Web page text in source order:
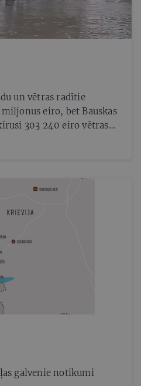
un vētras radītie
eiro, bet Bauskas
303 240 eiro vētras
galvenie notikumi